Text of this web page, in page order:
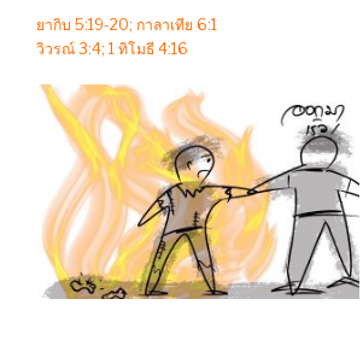
ยากิบ 5:19-20; กาลาเทีย 6:1
วิวรณ์ 3:4; 1 ทิโมธี 4:16